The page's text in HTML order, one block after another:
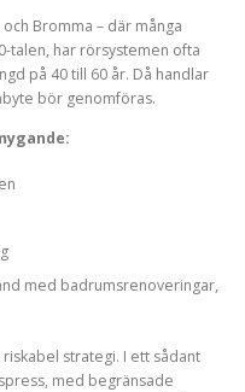
Bromma – där många
talen, har rörsystemen ofta
på 40 till 60 år. Då handlar
bör genomföras.
med badrumsrenoveringar,
strategi. I ett sådant
med begränsade